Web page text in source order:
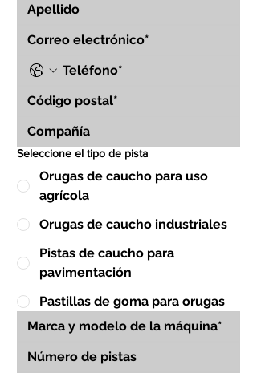
Seleccione el tipo de pista
Orugas de caucho para uso
agrícola
Orugas de caucho industriales
Pistas de caucho para
pavimentación
Pastillas de goma para orugas